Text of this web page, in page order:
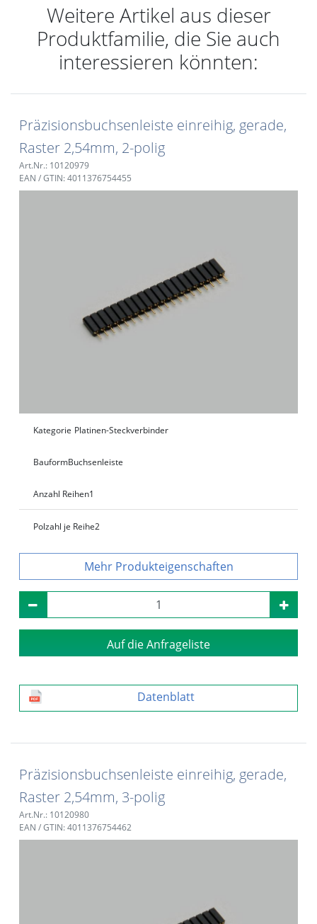
Weitere Artikel aus dieser
Produktfamilie, die Sie auch
interessieren könnten:
Präzisionsbuchsenleiste einreihig, gerade,
Raster 2,54mm, 2-polig
Art.Nr.: 10120979
EAN / GTIN: 4011376754455
Kategorie Platinen-Steckverbinder
BauformBuchsenleiste
Anzahl Reihen1
Polzahl je Reihe2
Produkteigenschaften
Auf die Anfrageliste
Datenblatt
Präzisionsbuchsenleiste einreihig, gerade,
Raster 2,54mm, 3-polig
Art.Nr.: 10120980
EAN / GTIN: 4011376754462